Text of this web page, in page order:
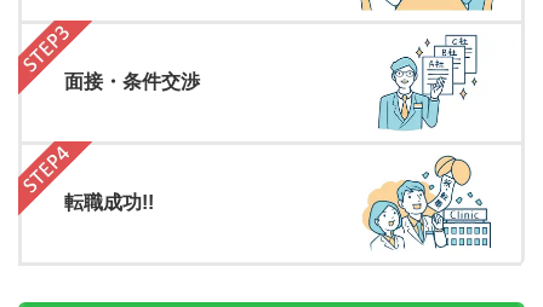
面接・条件交渉
転職成功!!